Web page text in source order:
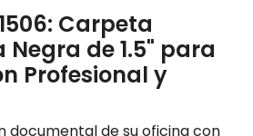
Carpeta
de 1.5" para
Profesional y
documental de su oficina con